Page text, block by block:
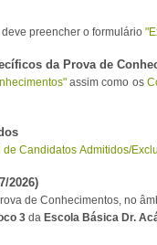
preencher o formulário
da Prova de
assim como os
de Candidatos Admitidos/
2026)
de Conhecimentos, no
3 da Escola Básica Dr.